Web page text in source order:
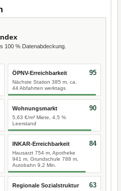
100 % Datenabdeckung.
ÖPNV-Erreichbarkeit
Nächste Station 385 m, ca.
44 Abfahrten werktags
95
Wohnungsmarkt
5,63 €/m² Miete, 4,5 %
Leerstand
90
INKAR-Erreichbarkeit
Hausarzt 754 m, Apotheke
941 m, Grundschule 788 m,
Autobahn 9,2 Min.
84
Regionale Sozialstruktur 63